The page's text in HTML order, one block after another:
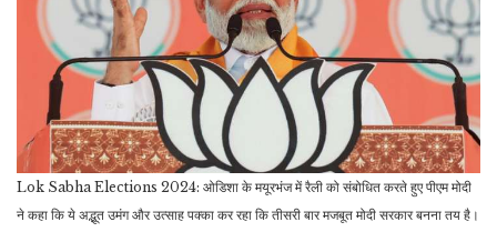
Lok Sabha Elections 2024: ओडिशा के मयूरभंज में रैली को संबोधित करते हुए पीएम मोदी
ने कहा कि ये अद्भूत उमंग और उत्साह पक्का कर रहा कि तीसरी बार मजबूत मोदी सरकार बनना तय है।